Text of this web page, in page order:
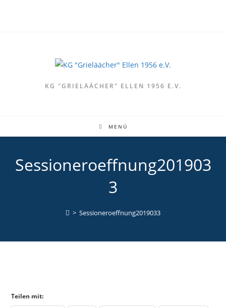
KG "GRIELÄÄCHER" ELLEN 1956 E.V.
MENÜ
Sessioneroeffnung201903
3
> Sessioneroeffnung2019033
Teilen mit: